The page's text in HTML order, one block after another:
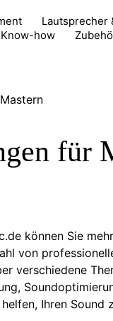
Lautsprecher
how
für
können Sie
von
verschiedene
Ihren Sound